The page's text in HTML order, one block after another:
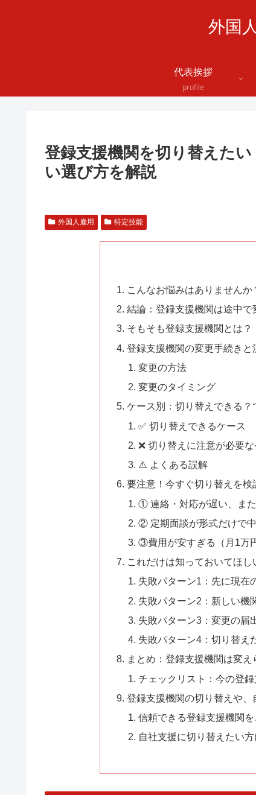
外国
代表挨拶
profile
登録支援機関を切り替えた
い選び方を解説
外国人雇用 特定技能
こんなお悩みはありませんか
結論：登録支援機関は途中で
そもそも登録支援機関とは？
登録支援機関の変更手続きと
変更の方法
変更のタイミング
ケース別：切り替えできる？
✅ 切り替えできるケース
❌ 切り替えに注意が必要
⚠️ よくある誤解
要注意！今すぐ切り替えを
① 連絡・対応が遅い、ま
② 定期面談が形式だけで
③費用が安すぎる（月1万
これだけは知っておいてほ
失敗パターン1：先に現在
失敗パターン2：新しい機
失敗パターン3：変更の届
失敗パターン4：切り替え
まとめ：登録支援機関は変
チェックリスト：今の登
登録支援機関の切り替えや
信頼できる登録支援機関
自社支援に切り替えたい